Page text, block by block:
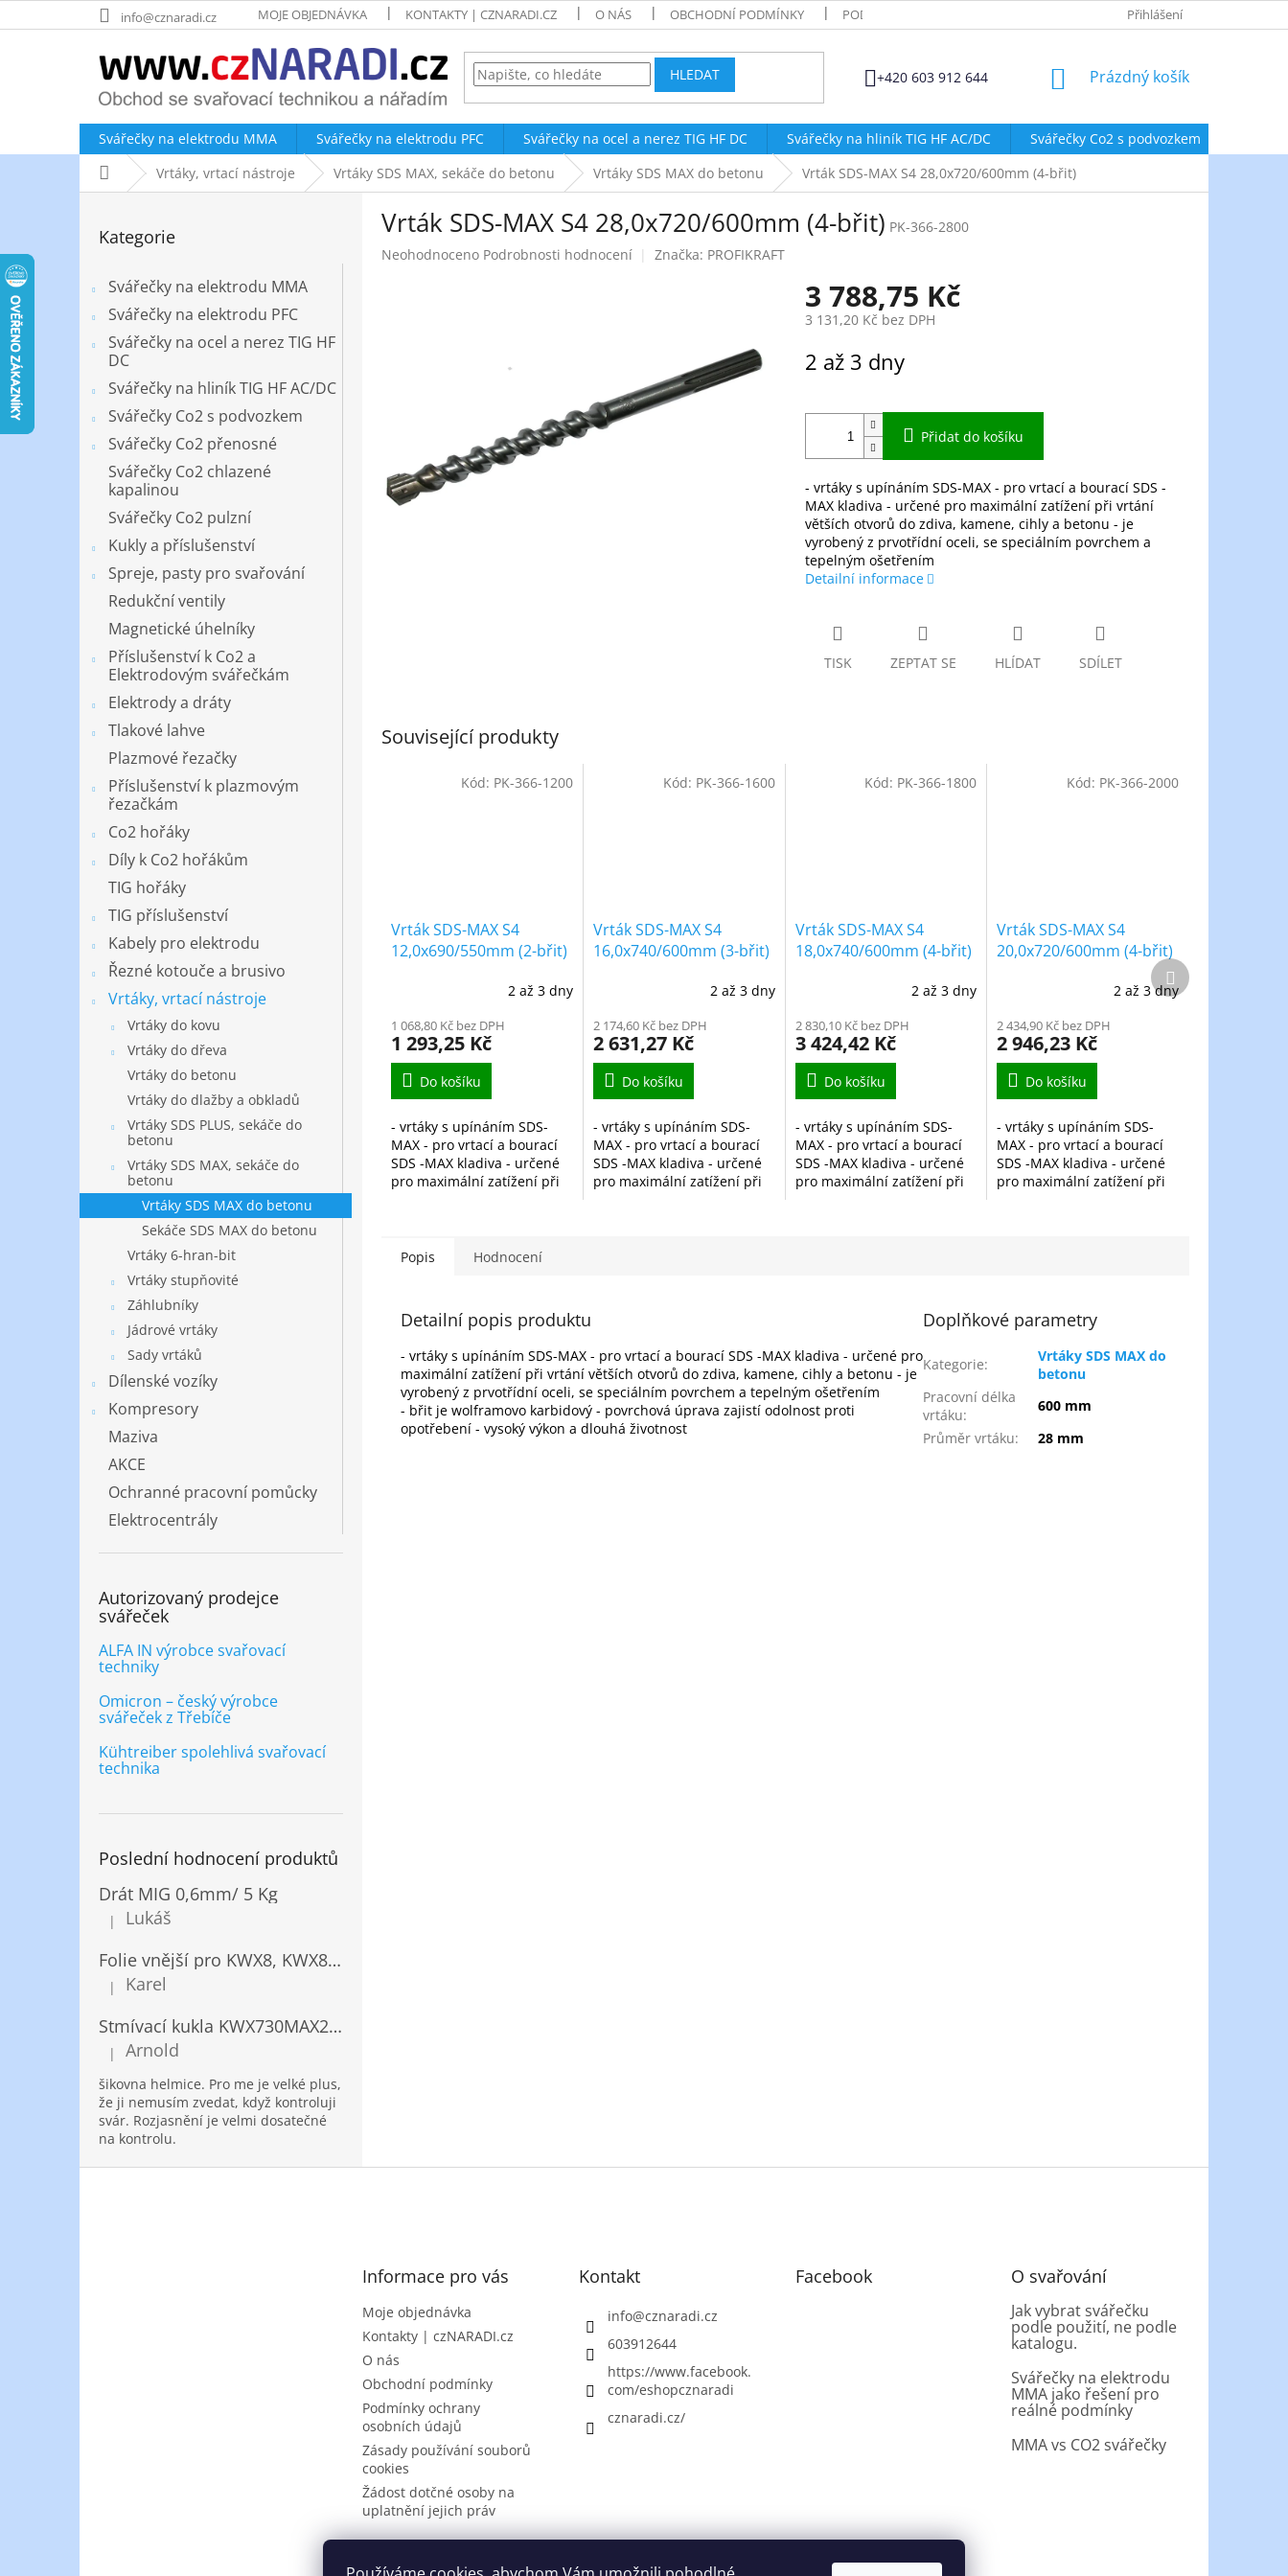
na
info@cznaradi.cz MOJE OBJEDNÁVKA KONTAKTY | CZNARADI.CZ O NÁS OBCHODNÍ PODMÍNKY PODMÍNKY OCHRANY OSOBNÍCH ÚDAJŮ ZÁSADY POUŽÍVÁNÍ
Přihlášení
HLEDAT +420 603 912 644
NÁKUPNÍ
Prázdný košík
Svářečky na elektrodu MMA Svářečky na elektrodu PFC Svářečky na ocel a nerez TIG HF DC Svářečky na hliník TIG HF AC/DC Svářečky Co2 s podvozkem
Domů Vrtáky, vrtací nástroje Vrtáky SDS MAX, sekáče do betonu Vrtáky SDS MAX do betonu Vrták SDS-MAX S4 28,0x720/600mm (4-břit)
kategorie
Kategorie
Svářečky na elektrodu MMA
Svářečky na elektrodu PFC
Svářečky na ocel a nerez TIG HF
DC
Svářečky na hliník TIG HF AC/DC
Svářečky Co2 s podvozkem
Svářečky Co2 přenosné
Svářečky Co2 chlazené
kapalinou
Svářečky Co2 pulzní
Kukly a příslušenství
Spreje, pasty pro svařování
Redukční ventily
Magnetické úhelníky
Příslušenství k Co2 a
Elektrodovým svářečkám
Elektrody a dráty
Tlakové lahve
Plazmové řezačky
Příslušenství k plazmovým
řezačkám
Co2 hořáky
Díly k Co2 hořákům
TIG hořáky
TIG příslušenství
Kabely pro elektrodu
Řezné kotouče a brusivo
Vrtáky, vrtací nástroje
Vrtáky do kovu
Vrtáky do dřeva
Vrtáky do betonu
Vrtáky do dlažby a obkladů
Vrtáky SDS PLUS, sekáče do
betonu
Vrtáky SDS MAX, sekáče do
betonu
Vrtáky SDS MAX do betonu
Sekáče SDS MAX do betonu
Vrtáky 6-hran-bit
Vrtáky stupňovité
Záhlubníky
Jádrové vrtáky
Sady vrtáků
Dílenské vozíky
Kompresory
Maziva
AKCE
Ochranné pracovní pomůcky
Elektrocentrály
Autorizovaný prodejce
svářeček
ALFA IN výrobce svařovací
techniky
Omicron – český výrobce
svářeček z Třebíče
Kühtreiber spolehlivá svařovací
technika
Poslední hodnocení produktů
Drát MIG 0,6mm/ 5 Kg
Hodnocení produktu je 5 z 5 hvězdiček.
|
Lukáš
Folie vnější pro KWX8, KWX820/ 10ks
Hodnocení produktu je 5 z 5 hvězdiček.
|
Karel
Stmívací kukla KWX730MAX2,5!® + NANOClean
Hodnocení produktu je 5 z 5 hvězdiček.
| Arnold
šikovna helmice. Pro me je velké plus,
že ji nemusím zvedat, když kontroluji
svár. Rozjasnění je velmi dosatečné
na kontrolu.
Vrták SDS-MAX S4 28,0x720/600mm (4-břit) PK-366-2800
Průměrné
Neohodnoceno Podrobnosti hodnocení Značka: PROFIKRAFT
3 788,75 Kč
3 131,20 Kč bez DPH
cena:
2 až 3 dny
Přidat do košíku
- vrtáky s upínáním SDS-MAX - pro vrtací a bourací SDS -
MAX kladiva - určené pro maximální zatížení při vrtání
větších otvorů do zdiva, kamene, cihly a betonu - je
vyrobený z prvotřídní oceli, se speciálním povrchem a
tepelným ošetřením
Detailní informace
TISK ZEPTAT SE HLÍDAT SDÍLET
Související produkty
Vrták SDS-MAX S4
12,0x690/550mm (2-břit)
2 až 3 dny
1 068,80 Kč bez DPH
1 293,25 Kč
Do košíku
- vrtáky s upínáním SDS-
MAX - pro vrtací a bourací
SDS -MAX kladiva - určené
pro maximální zatížení při
Kód: PK-366-1200
Vrták SDS-MAX S4
16,0x740/600mm (3-břit)
2 až 3 dny
2 174,60 Kč bez DPH
2 631,27 Kč
Do košíku
- vrtáky s upínáním SDS-
MAX - pro vrtací a bourací
SDS -MAX kladiva - určené
pro maximální zatížení při
Kód: PK-366-1600
Vrták SDS-MAX S4
18,0x740/600mm (4-břit)
2 až 3 dny
2 830,10 Kč bez DPH
3 424,42 Kč
Do košíku
- vrtáky s upínáním SDS-
MAX - pro vrtací a bourací
SDS -MAX kladiva - určené
pro maximální zatížení při
Kód: PK-366-1800
Vrták SDS-MAX S4
20,0x720/600mm (4-břit)
2 až 3 dny
2 434,90 Kč bez DPH
2 946,23 Kč
Do košíku
- vrtáky s upínáním SDS-
MAX - pro vrtací a bourací
SDS -MAX kladiva - určené
pro maximální zatížení při
Kód: PK-366-2000
Další
produkt
Popis Hodnocení
Detailní popis produktu
- vrtáky s upínáním SDS-MAX - pro vrtací a bourací SDS -MAX kladiva - určené pro
maximální zatížení při vrtání větších otvorů do zdiva, kamene, cihly a betonu - je
vyrobený z prvotřídní oceli, se speciálním povrchem a tepelným ošetřením
- břit je wolframovo karbidový - povrchová úprava zajistí odolnost proti
opotřebení - vysoký výkon a dlouhá životnost
Doplňkové parametry
Kategorie:
Vrtáky SDS MAX do
betonu
Pracovní délka
vrtáku:
600 mm
Průměr vrtáku: 28 mm
Informace pro vás
Moje objednávka
Kontakty | czNARADI.cz
O nás
Obchodní podmínky
Podmínky ochrany
osobních údajů
Zásady používání souborů
cookies
Žádost dotčné osoby na
uplatnění jejich práv
Kontakt
info@cznaradi.cz
603912644
https://www.facebook.
com/eshopcznaradi
cznaradi.cz/
Facebook O svařování
Jak vybrat svářečku
podle použití, ne podle
katalogu.
Svářečky na elektrodu
MMA jako řešení pro
reálné podmínky
MMA vs CO2 svářečky